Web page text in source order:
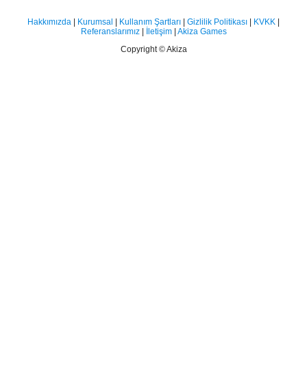
Hakkımızda Kurumsal Kullanım Şartları Gizlilik Politikası KVKK
Referanslarımız| İletişim| Akiza Games
Copyright © Akiza